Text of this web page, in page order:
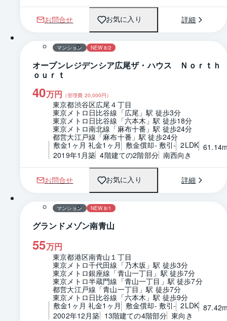
お問合せ お気に入り 詳細
1 / 0 間取り
マンション NEW 8/2
オープンレジデンシア広尾ザ・ハウス Ｎｏｒｔ
ｏｕｒｔ
40万円 （管理費 20,000円）
東京都渋谷区広尾４丁目
東京メトロ日比谷線「広尾」駅 徒歩3分
東京メトロ日比谷線「六本木」駅 徒歩18分
東京メトロ南北線「麻布十番」駅 徒歩24分
都営大江戸線「麻布十番」駅 徒歩24分
敷金1ヶ月 礼金1ヶ月 敷金償却- 敷引- 2LDK
2019年1月築 4階建ての2階部分 南西向き
お問合せ お気に入り 詳細
1 / 0 間取り
マンション NEW 8/1
グランドメゾン南青山
55万円
東京都港区南青山１丁目
東京メトロ千代田線「乃木坂」駅 徒歩3分
東京メトロ銀座線「青山一丁目」駅 徒歩7分
東京メトロ半蔵門線「青山一丁目」駅 徒歩7分
都営大江戸線「青山一丁目」駅 徒歩7分
東京メトロ日比谷線「六本木」駅 徒歩9分
敷金1ヶ月 礼金1ヶ月 敷金償却- 敷引- 2LDK
2002年12月築 13階建ての4階部分 東向き